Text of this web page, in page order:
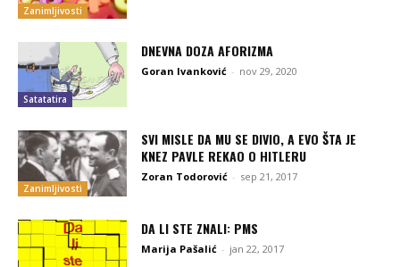
Zanimljivosti
Satatatira
DNEVNA DOZA AFORIZMA
Goran Ivanković - nov 29, 2020
Zanimljivosti
SVI MISLE DA MU SE DIVIO, A EVO ŠTA JE
KNEZ PAVLE REKAO O HITLERU
Zoran Todorović - sep 21, 2017
DA LI STE ZNALI: PMS
Marija Pašalić - jan 22, 2017